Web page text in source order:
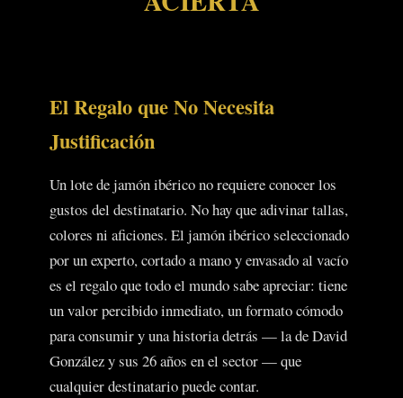
El Regalo que No Necesita
Justificación
Un lote de jamón ibérico no requiere conocer los
gustos del destinatario. No hay que adivinar tallas,
colores ni aficiones. El jamón ibérico seleccionado
por un experto, cortado a mano y envasado al vacío
es el regalo que todo el mundo sabe apreciar: tiene
un valor percibido inmediato, un formato cómodo
para consumir y una historia detrás — la de David
González y sus 26 años en el sector — que
cualquier destinatario puede contar.